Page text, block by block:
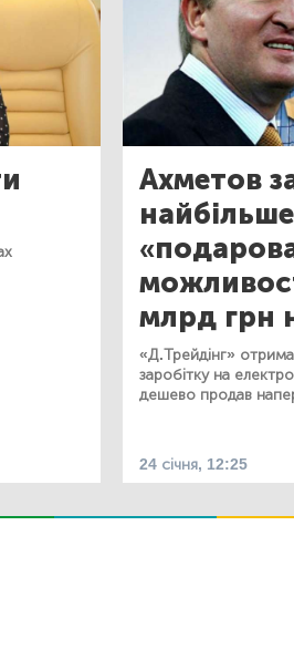
Ахметов
млрд грн
«Д.Трейдінг»
заробітку на
дешево продав
24 січня, 12:25